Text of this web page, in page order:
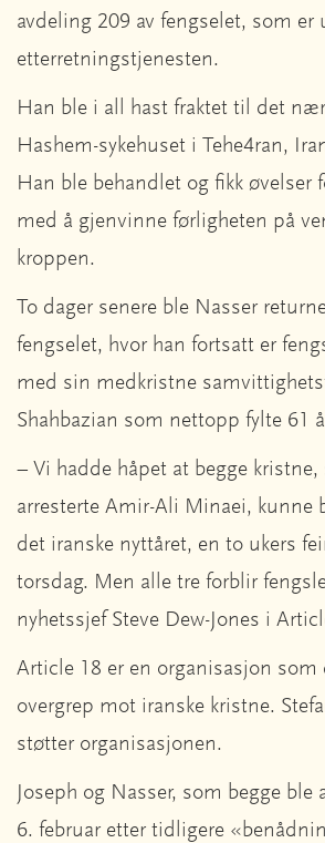
avdeling 209 av fengselet, som er
etterretningstjenesten.
Han ble i all hast fraktet til det
Hashem-sykehuset i Tehe4ran,
Han ble behandlet og fikk øvelser
med å gjenvinne førligheten på
kroppen.
To dager senere ble Nasser
fengselet, hvor han fortsatt er
med sin medkristne
Shahbazian som nettopp fylte 61
– Vi hadde håpet at begge
arresterte Amir-Ali Minaei, kunne
det iranske nyttåret, en to ukers
torsdag. Men alle tre forblir
nyhetssjef Steve Dew-Jones i
Article 18 er en organisasjon som
overgrep mot iranske kristne.
støtter organisasjonen.
Joseph og Nasser, som begge ble
6. februar etter tidligere